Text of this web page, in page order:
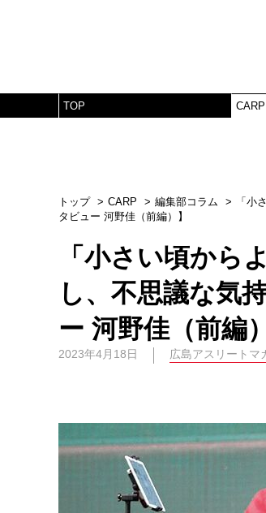
TOP CARP
トップ CARP 編集部コラム
「小
タビュー 河野佳（前編）】
「小さい頃から
し、不思議な気
ー 河野佳（前編
2023年4月18日 広島アスリートマ